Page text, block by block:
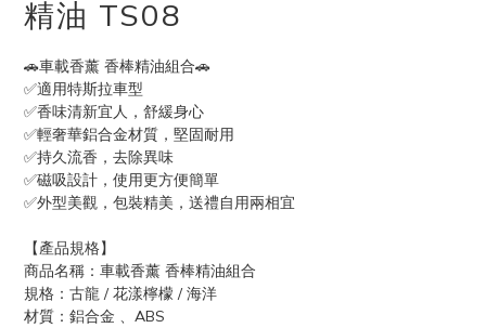
精油 TS08
🚗車載香薰 香棒精油組合🚗
✅適用特斯拉車型
✅香味清新宜人，舒緩身心
✅輕奢華鋁合金材質，堅固耐用
✅持久流香，去除異味
✅磁吸設計，使用更方便簡單
✅外型美觀，包裝精美，送禮自用兩相宜
【產品規格】
商品名稱：車載香薰 香棒精油組合
規格：古龍 / 花漾檸檬 / 海洋
材質：鋁合金 、ABS